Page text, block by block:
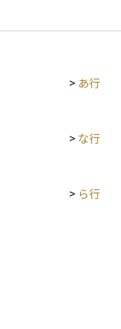
ービスが停止したりする
重要です。安定
> あ行
> な行
> ら行